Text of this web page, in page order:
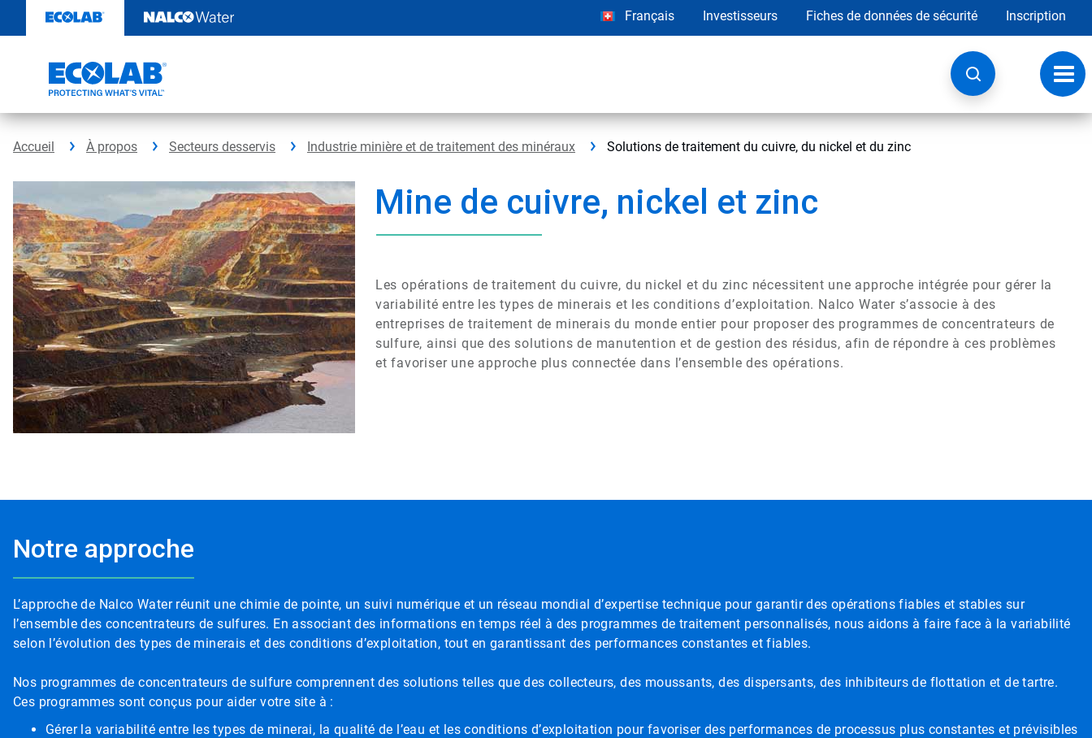
contenu
Français Investisseurs Fiches de données de sécurité Inscription
la
Accueil À propos Secteurs desservis Industrie minière et de traitement des minéraux Solutions de traitement du cuivre, du nickel et du zinc
Mine de cuivre, nickel et zinc
Les opérations de traitement du cuivre, du nickel et du zinc nécessitent une approche intégrée pour gérer la
variabilité entre les types de minerais et les conditions d’exploitation. Nalco Water s’associe à des
entreprises de traitement de minerais du monde entier pour proposer des programmes de concentrateurs de
sulfure, ainsi que des solutions de manutention et de gestion des résidus, afin de répondre à ces problèmes
et favoriser une approche plus connectée dans l’ensemble des opérations.
Notre approche
L’approche de Nalco Water réunit une chimie de pointe, un suivi numérique et un réseau mondial d’expertise technique pour garantir des opérations fiables et stables sur
l’ensemble des concentrateurs de sulfures. En associant des informations en temps réel à des programmes de traitement personnalisés, nous aidons à faire face à la variabilité
selon l’évolution des types de minerais et des conditions d’exploitation, tout en garantissant des performances constantes et fiables.
Nos programmes de concentrateurs de sulfure comprennent des solutions telles que des collecteurs, des moussants, des dispersants, des inhibiteurs de flottation et de tartre.
Ces programmes sont conçus pour aider votre site à :
Gérer la variabilité entre les types de minerai, la qualité de l’eau et les conditions d’exploitation pour favoriser des performances de processus plus constantes et prévisibles